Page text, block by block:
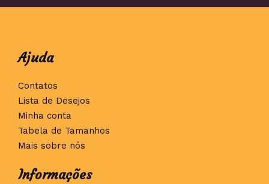
Ajuda
Contatos
Lista de Desejos
Minha conta
Tabela de Tamanhos
Mais sobre nós
Informações